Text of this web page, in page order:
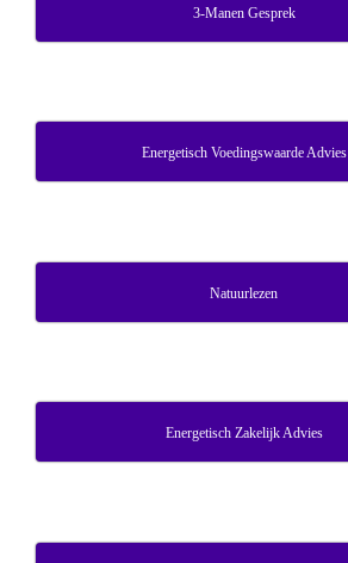
3-Manen Gesprek
Energetisch Voedingswaarde Advies
Natuurlezen
Energetisch Zakelijk Advies